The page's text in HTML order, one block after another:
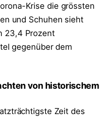
Krise die grössten
und Schuhen sieht
23,4 Prozent
gegenüber dem
von historischem
Zeit des